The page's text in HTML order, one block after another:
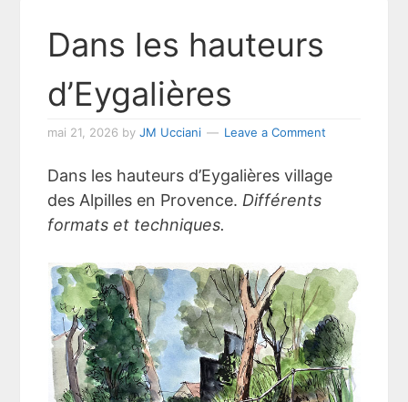
Dans les hauteurs
d’Eygalières
mai 21, 2026 byJM Ucciani Leave a Comment
Dans les hauteurs d’Eygalières village
des Alpilles en Provence. Différents
formats et techniques.